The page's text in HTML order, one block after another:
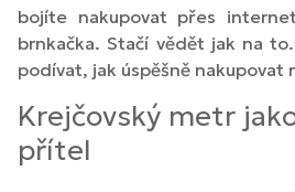
bojíte nakupovat přes
brnkačka. Stačí vědět jak na
podívat, jak úspěšně nakupovat
Krejčovský metr
přítel